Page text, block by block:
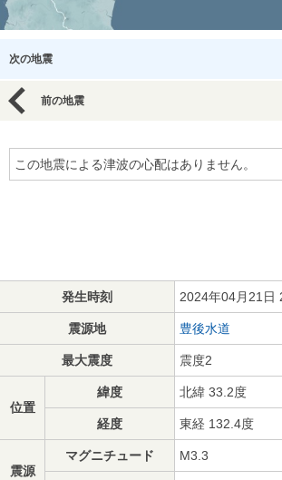
次の地震
前の地震
この地震による津波の心配はありません。
発生時刻 2024年04月21日
震源地 豊後水道
最大震度 震度2
位置
緯度 北緯 33.2度
経度 東経 132.4度
震源
マグニチュード M3.3